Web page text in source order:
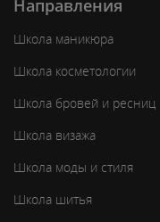
Направления
Школа маникюра
Школа косметологии
Школа бровей и ресниц
Школа визажа
Школа моды и стиля
Школа шитья